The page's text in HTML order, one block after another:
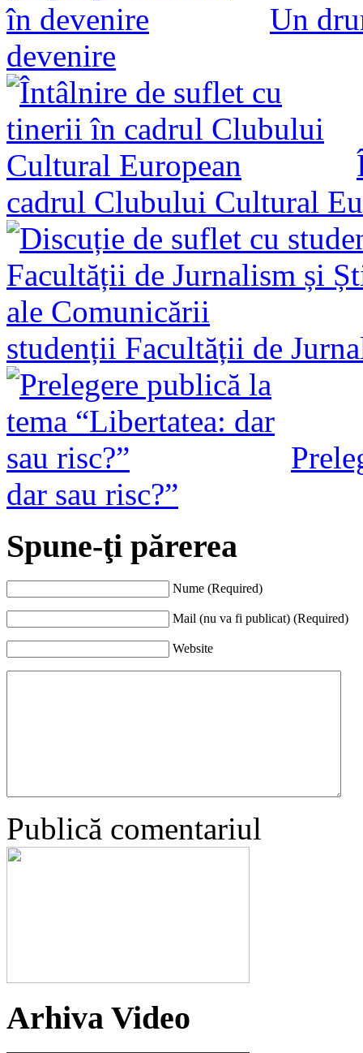
Un
devenire
cadrul Clubului Cultural
studenții Facultății de
dar sau risc?”
Spune-ţi părerea
Nume (Required)
Mail (nu va fi publicat) (Required)
Website
Publică comentariul
Arhiva Video